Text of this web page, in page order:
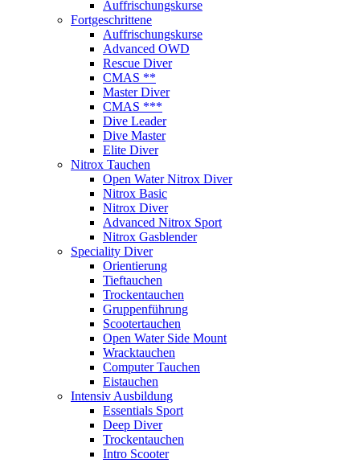
Auffrischungskurse
Fortgeschrittene
Auffrischungskurse
Advanced OWD
Rescue Diver
CMAS **
Master Diver
CMAS ***
Dive Leader
Dive Master
Elite Diver
Nitrox Tauchen
Open Water Nitrox Diver
Nitrox Basic
Nitrox Diver
Advanced Nitrox Sport
Nitrox Gasblender
Speciality Diver
Orientierung
Tieftauchen
Trockentauchen
Gruppenführung
Scootertauchen
Open Water Side Mount
Wracktauchen
Computer Tauchen
Eistauchen
Intensiv Ausbildung
Essentials Sport
Deep Diver
Trockentauchen
Intro Scooter